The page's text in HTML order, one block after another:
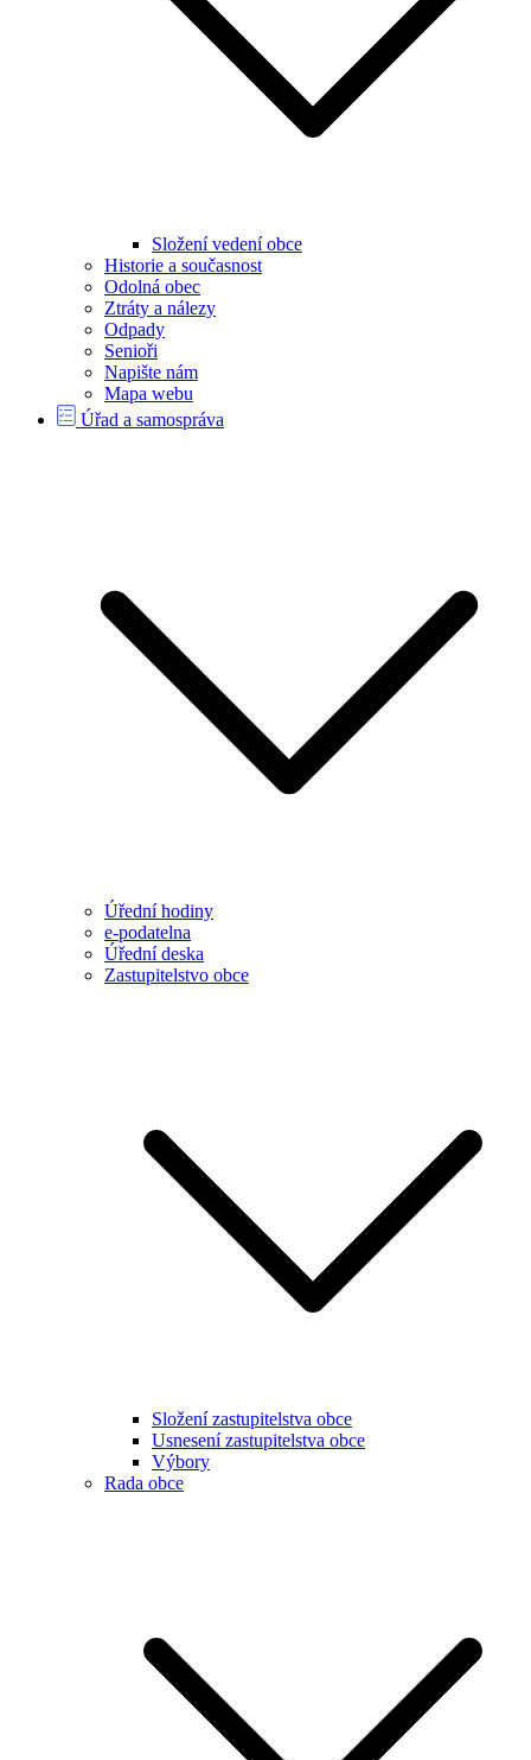
Složení vedení obce
Historie a současnost
Odolná obec
Ztráty a nálezy
Odpady
Senioři
Napište nám
Mapa webu
Úřad a samospráva
Úřední hodiny
e-podatelna
Úřední deska
Zastupitelstvo obce
Složení zastupitelstva obce
Usnesení zastupitelstva obce
Výbory
Rada obce